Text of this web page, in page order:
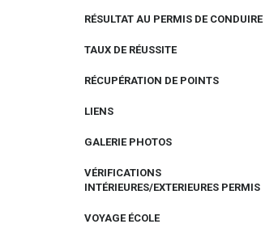
RÉSULTAT AU PERMIS DE CONDUIRE
TAUX DE RÉUSSITE
RÉCUPÉRATION DE POINTS
LIENS
GALERIE PHOTOS
VÉRIFICATIONS
INTÉRIEURES/EXTERIEURES PERMIS
VOYAGE ÉCOLE